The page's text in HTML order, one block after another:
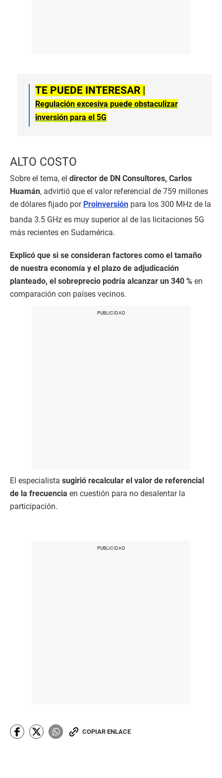
TE PUEDE INTERESAR |
Regulación excesiva puede obstaculizar
inversión para el 5G
ALTO COSTO
Sobre el tema, el director de DN Consultores, Carlos
Huamán, advirtió que el valor referencial de 759 millones
de dólares fijado por Proinversión para los 300 MHz de la
banda 3.5 GHz es muy superior al de las licitaciones 5G
más recientes en Sudamérica.
Explicó que si se consideran factores como el tamaño
de nuestra economía y el plazo de adjudicación
planteado, el sobreprecio podría alcanzar un 340 % en
comparación con países vecinos.
El especialista sugirió recalcular el valor de referencial
de la frecuencia en cuestión para no desalentar la
participación.
COPIAR ENLACE